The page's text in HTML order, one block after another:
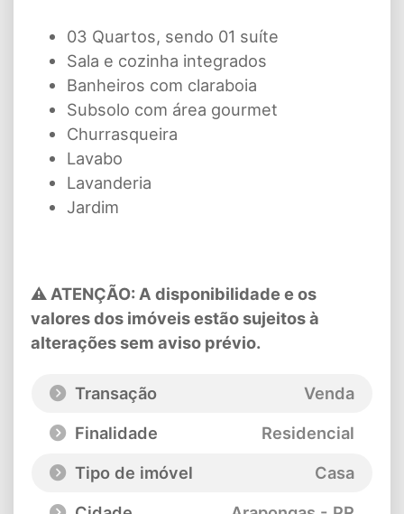
03 Quartos, sendo 01 suíte
Sala e cozinha integrados
Banheiros com claraboia
Subsolo com área gourmet
Churrasqueira
Lavabo
Lavanderia
Jardim
⚠ ATENÇÃO: A disponibilidade e os
valores dos imóveis estão sujeitos à
alterações sem aviso prévio.
Transação
Venda
Finalidade
Residencial
Tipo de imóvel
Casa